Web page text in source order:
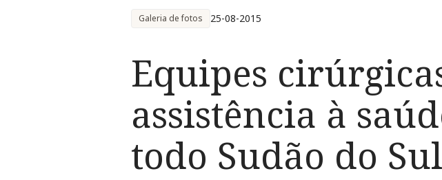
Galeria de fotos 25-08-2015
Equipes
assistência à
todo Sudão do Sul